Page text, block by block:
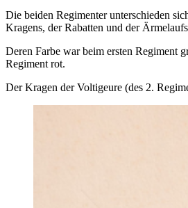
Die beiden Regimenter unterschieden
Kragens, der Rabatten und der
Deren Farbe war beim ersten Regiment
Regiment rot.
Der Kragen der Voltigeure (des 2.